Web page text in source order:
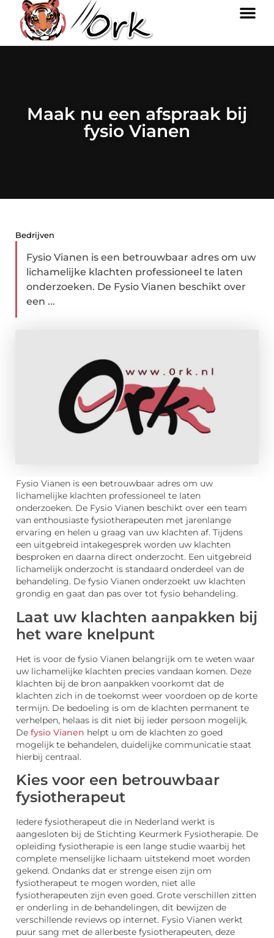
Maak nu een afspraak bij
fysio Vianen
Bedrijven
Fysio Vianen is een betrouwbaar adres om uw
lichamelijke klachten professioneel te laten
onderzoeken. De Fysio Vianen beschikt over
een ...
Fysio Vianen is een betrouwbaar adres om uw
lichamelijke klachten professioneel te laten
onderzoeken. De Fysio Vianen beschikt over een team
van enthousiaste fysiotherapeuten met jarenlange
ervaring en helen u graag van uw klachten af. Tijdens
een uitgebreid intakegesprek worden uw klachten
besproken en daarna direct onderzocht. Een uitgebreid
lichamelijk onderzocht is standaard onderdeel van de
behandeling. De fysio Vianen onderzoekt uw klachten
grondig en gaat dan pas over tot fysio behandeling.
Laat uw klachten aanpakken bij
het ware knelpunt
Het is voor de fysio Vianen belangrijk om te weten waar
uw lichamelijke klachten precies vandaan komen. Deze
klachten bij de bron aanpakken voorkomt dat de
klachten zich in de toekomst weer voordoen op de korte
termijn. De bedoeling is om de klachten permanent te
verhelpen, helaas is dit niet bij ieder persoon mogelijk.
De fysio Vianen helpt u om de klachten zo goed
mogelijk te behandelen, duidelijke communicatie staat
hierbij centraal.
Kies voor een betrouwbaar
fysiotherapeut
Iedere fysiotherapeut die in Nederland werkt is
aangesloten bij de Stichting Keurmerk Fysiotherapie. De
opleiding fysiotherapie is een lange studie waarbij het
complete menselijke lichaam uitstekend moet worden
gekend. Ondanks dat er strenge eisen zijn om
fysiotherapeut te mogen worden, niet alle
fysiotherapeuten zijn even goed. Grote verschillen zitten
er onderling in de behandelingen, dit bewijzen de
verschillende reviews op internet. Fysio Vianen werkt
puur sang met de allerbeste fysiotherapeuten, deze